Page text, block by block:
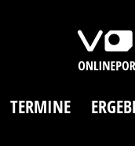
TERMINE